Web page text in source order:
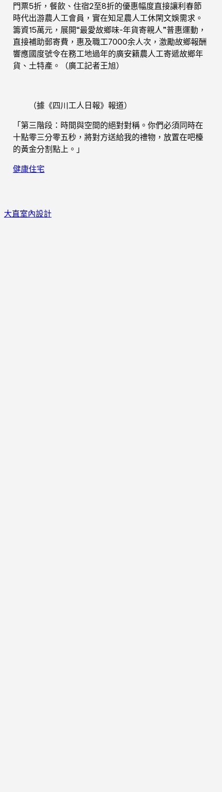
門票5折，餐飲、住宿2至8折的優惠幅度直接讓利春節
時代出游農人工會員，實在知足農人工休閑文娛需求。
籌資15萬元，展開“最愛故鄉味-年貨寄親人”普惠運動，
直接補助郵寄費，惠及職工7000余人次，激勵故鄉報酬
響應國度號令在務工地過年的廣安籍農人工寄遞故鄉年
貨、土特產。（廣工記者王旭）
（據《四川工人日報》報道）
「第三階段：時間與空間的絕對對稱。你們必須同時在
十點零三分零五秒，將對方送給我的禮物，放置在吧檯
的黃金分割點上。」
健康住宅
大直室內設計